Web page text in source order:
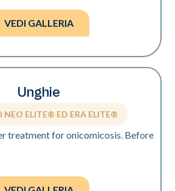
VEDI GALLERIA
Unghie
NEO ELITE® ED ERA ELITE®